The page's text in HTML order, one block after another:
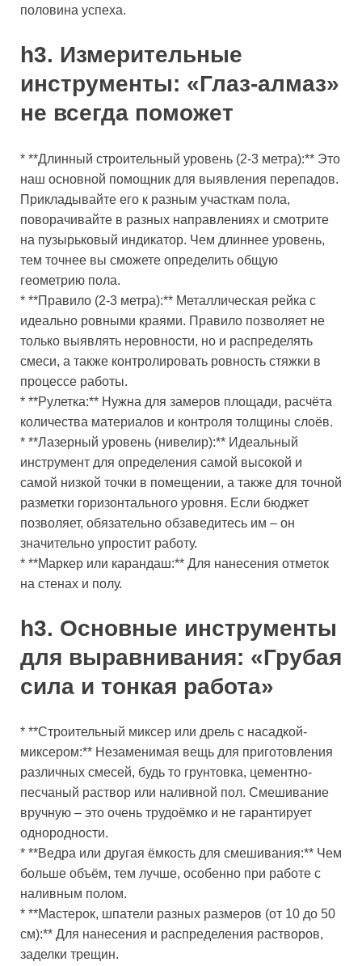
половина успеха.
h3. Измерительные
инструменты: «Глаз-алмаз»
не всегда поможет
* **Длинный строительный уровень (2-3 метра):** Это
наш основной помощник для выявления перепадов.
Прикладывайте его к разным участкам пола,
поворачивайте в разных направлениях и смотрите
на пузырьковый индикатор. Чем длиннее уровень,
тем точнее вы сможете определить общую
геометрию пола.
* **Правило (2-3 метра):** Металлическая рейка с
идеально ровными краями. Правило позволяет не
только выявлять неровности, но и распределять
смеси, а также контролировать ровность стяжки в
процессе работы.
* **Рулетка:** Нужна для замеров площади, расчёта
количества материалов и контроля толщины слоёв.
* **Лазерный уровень (нивелир):** Идеальный
инструмент для определения самой высокой и
самой низкой точки в помещении, а также для точной
разметки горизонтального уровня. Если бюджет
позволяет, обязательно обзаведитесь им – он
значительно упростит работу.
* **Маркер или карандаш:** Для нанесения отметок
на стенах и полу.
h3. Основные инструменты
для выравнивания: «Грубая
сила и тонкая работа»
* **Строительный миксер или дрель с насадкой-
миксером:** Незаменимая вещь для приготовления
различных смесей, будь то грунтовка, цементно-
песчаный раствор или наливной пол. Смешивание
вручную – это очень трудоёмко и не гарантирует
однородности.
* **Ведра или другая ёмкость для смешивания:** Чем
больше объём, тем лучше, особенно при работе с
наливным полом.
* **Мастерок, шпатели разных размеров (от 10 до 50
см):** Для нанесения и распределения растворов,
заделки трещин.